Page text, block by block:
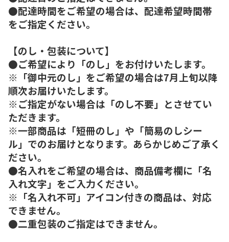
●配達時間をご希望の場合は、配達希望時間帯
をご指定ください。
【のし・包装について】
●ご希望により「のし」をお付けいたします。
※「御中元のし」をご希望の場合は7月上旬以降
順次お届けいたします。
※ご指定がない場合は「のし不要」とさせてい
ただきます。
※一部商品は「短冊のし」や「簡易のしシー
ル」でのお届けとなります。あらかじめご了承く
ださい。
●名入れをご希望の場合は、商品備考欄に「名
入れ文字」をご入力ください。
※「名入れ不可」アイコン付きの商品は、対応
できません。
●二重包装のご指定はできません。